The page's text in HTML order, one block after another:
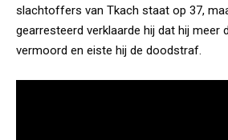
slachtoffers van Tkach staat op 37,
gearresteerd verklaarde hij dat hij meer
vermoord en eiste hij de doodstraf.